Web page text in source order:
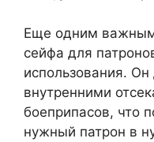
Еще одним
сейфа для
использования.
внутренними
боеприпасов, что
нужный патрон в